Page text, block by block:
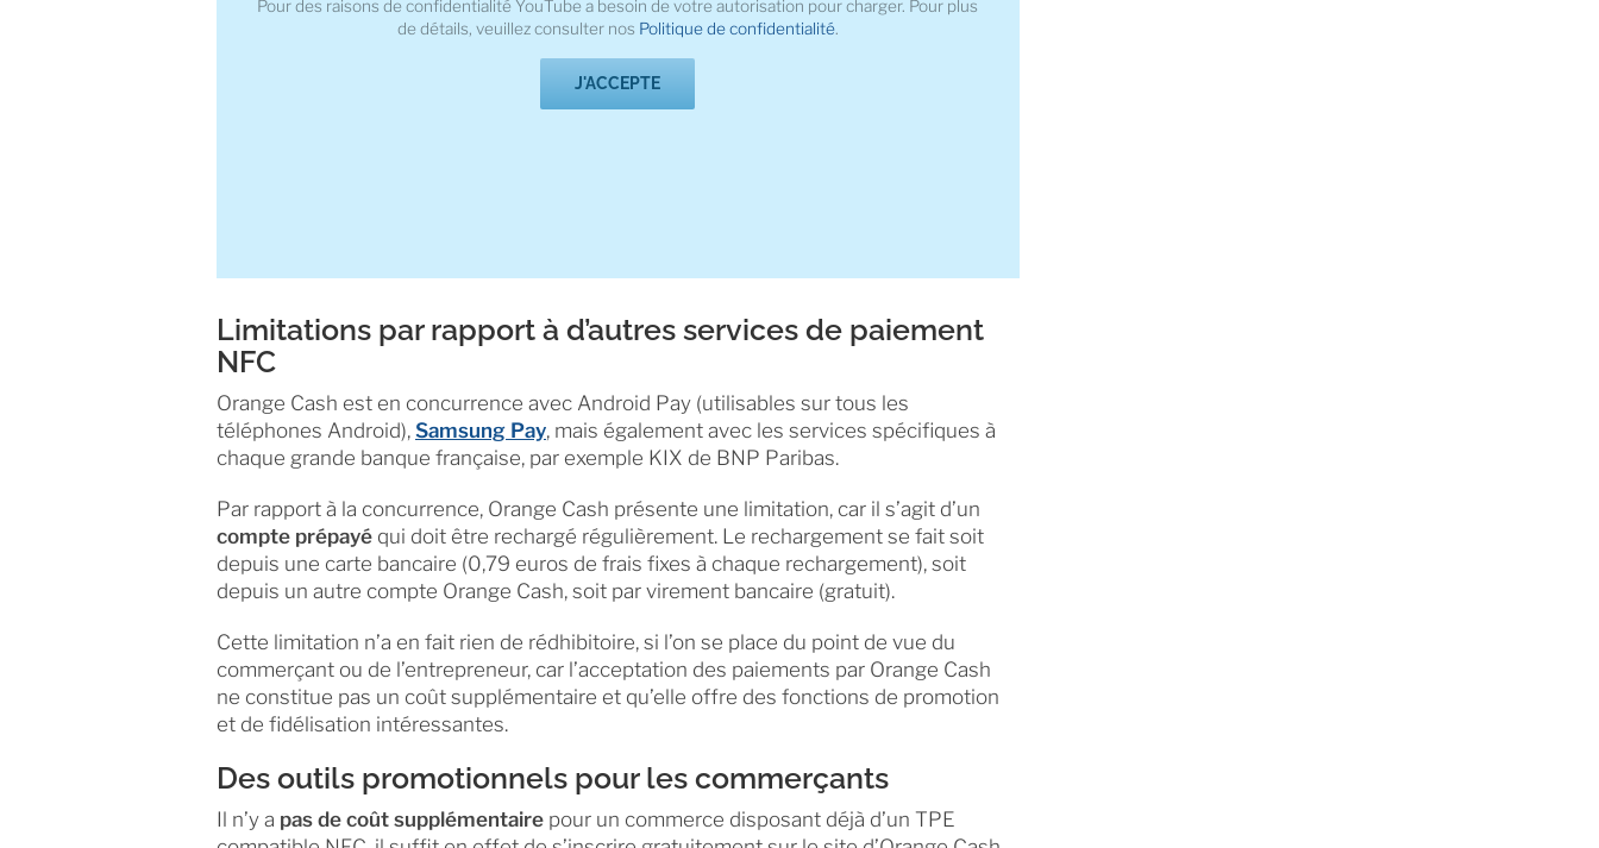
Pour des raisons de confidentialité YouTube a besoin de votre autorisation pour charger. Pour plus
de détails, veuillez consulter nos Politique de confidentialité.
J'ACCEPTE
Limitations par rapport à d’autres services de paiement
NFC
Orange Cash est en concurrence avec Android Pay (utilisables sur tous les
téléphones Android), Samsung Pay, mais également avec les services spécifiques à
chaque grande banque française, par exemple KIX de BNP Paribas.
Par rapport à la concurrence, Orange Cash présente une limitation, car il s’agit d’un
compte prépayé qui doit être rechargé régulièrement. Le rechargement se fait soit
depuis une carte bancaire (0,79 euros de frais fixes à chaque rechargement), soit
depuis un autre compte Orange Cash, soit par virement bancaire (gratuit).
Cette limitation n’a en fait rien de rédhibitoire, si l’on se place du point de vue du
commerçant ou de l’entrepreneur, car l’acceptation des paiements par Orange Cash
ne constitue pas un coût supplémentaire et qu’elle offre des fonctions de promotion
et de fidélisation intéressantes.
Des outils promotionnels pour les commerçants
Il n’y a pas de coût supplémentaire pour un commerce disposant déjà d’un TPE